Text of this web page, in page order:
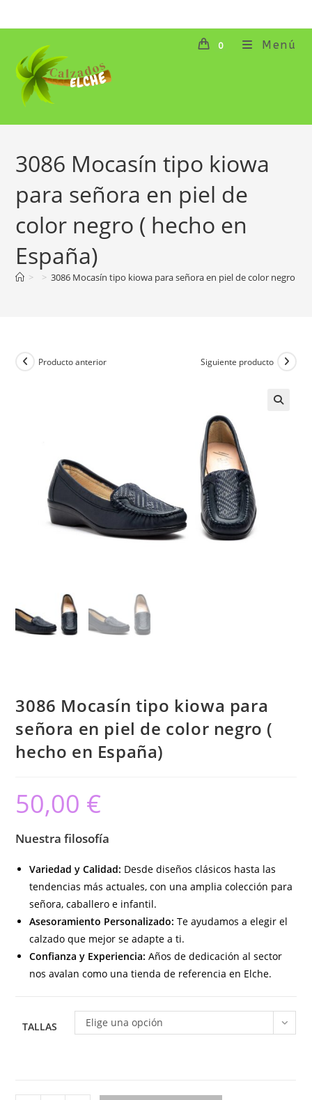
al
contenido
0 Menú
3086 Mocasín tipo kiowa
para señora en piel de
color negro ( hecho en
España)
> > 3086 Mocasín tipo kiowa para señora en piel de color negro (
Producto anterior Siguiente producto
3086 Mocasín tipo kiowa para
señora en piel de color negro (
hecho en España)
50,00 €
Nuestra filosofía
Variedad y Calidad: Desde diseños clásicos hasta las
tendencias más actuales, con una amplia colección para
señora, caballero e infantil.
Asesoramiento Personalizado: Te ayudamos a elegir el
calzado que mejor se adapte a ti.
Confianza y Experiencia: Años de dedicación al sector
nos avalan como una tienda de referencia en Elche.
TALLAS Elige una opción